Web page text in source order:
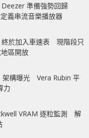
準備強勢回歸
義串流音樂播放器
於加入車速表 現階段只
區開放
架構曝光 Vera Rubin 平
力
VRAM 逐粒監測 解